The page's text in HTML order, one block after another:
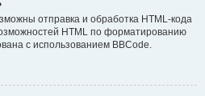
отправка и обработка HTML-кода
HTML по форматированию
с использованием BBCode.